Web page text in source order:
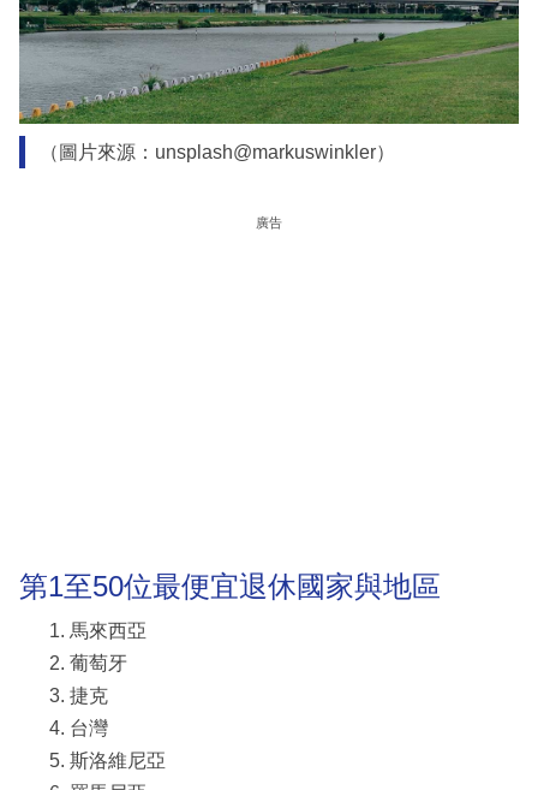
（圖片來源：unsplash@markuswinkler）
廣告
第1至50位最便宜退休國家與地區
馬來西亞
葡萄牙
捷克
台灣
斯洛維尼亞